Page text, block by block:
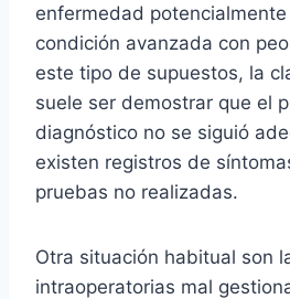
enfermedad
condición avanzada con
este tipo de supuestos, la
suele ser demostrar que el
diagnóstico no se siguió
existen registros de
pruebas no realizadas.
Otra situación habitual son
intraoperatorias mal